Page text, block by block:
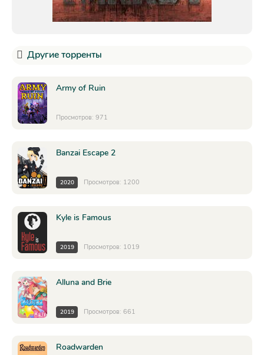
Другие торренты
Army of Ruin
Просмотров: 971
Banzai Escape 2
2020 Просмотров: 1200
Kyle is Famous
2019 Просмотров: 1019
Alluna and Brie
2019 Просмотров: 661
Roadwarden